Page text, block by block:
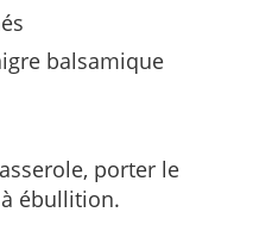
balsamique
porter le
ébullition.